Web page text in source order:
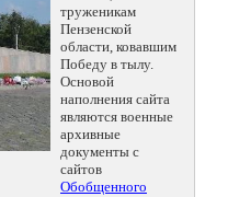
труженикам
Пензенской
области, ковавшим
Победу в тылу.
Основой
наполнения сайта
являются военные
архивные
документы с
сайтов
Обобщенного